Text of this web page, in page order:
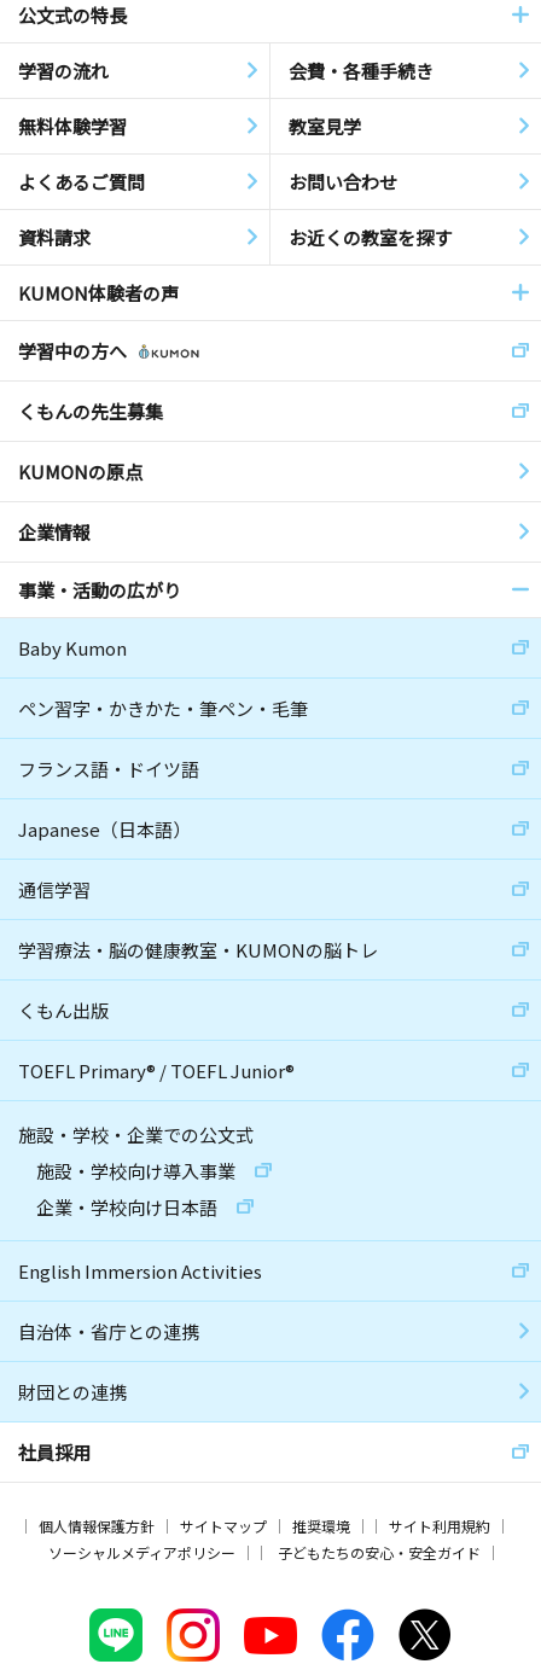
公文式の特長
学習の流れ 会費・各種手続き
無料体験学習 教室見学
よくあるご質問 お問い合わせ
資料請求 お近くの教室を探す
KUMON体験者の声
学習中の方へ
くもんの先生募集
KUMONの原点
企業情報
事業・活動の広がり
Baby Kumon
ペン習字・かきかた・筆ペン・毛筆
フランス語・ドイツ語
Japanese（日本語）
通信学習
学習療法・脳の健康教室・KUMONの脳トレ
くもん出版
TOEFL Primary® /TOEFL Junior®
施設・学校・企業での公文式
施設・学校向け導入事業
企業・学校向け日本語
English Immersion Activities
自治体・省庁との連携
財団との連携
社員採用
個人情報保護方針 サイトマップ 推奨環境
サイト利用規約
ソーシャルメディアポリシー
子どもたちの安心・安全ガイド